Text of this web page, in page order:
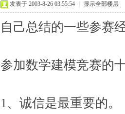
发表于 2003-8-26 03:55:54 显示全部楼层
自己总结的一些参赛
参加数学建模竞赛的
1、诚信是最重要的。